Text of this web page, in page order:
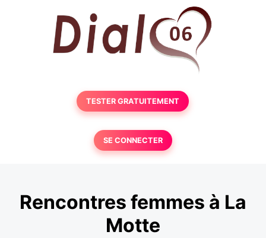
TESTER GRATUITEMENT
SE CONNECTER
Rencontres femmes à La
Motte